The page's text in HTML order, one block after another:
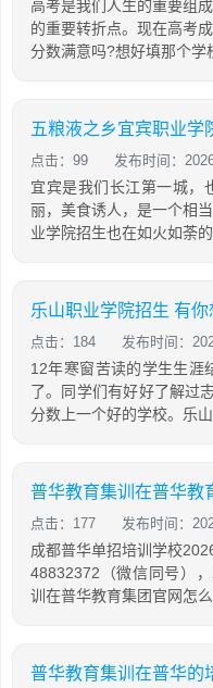
高考是我们人生的重要组
的重要转折点。现在高考
分数满意吗?想好填那个学
五粮液之乡宜宾职业学
点击：99 发布时间：
宜宾是我们长江第一城，
丽，美食诱人，是一个相
业学院招生也在如火如荼
乐山职业学院招生 有
点击：184 发布时间：
12年寒窗苦读的学生生涯
了。同学们有好好了解过
分数上一个好的学校。乐
普华教育集训在普华教
点击：177 发布时间：
成都普华单招培训学校
48832372（微信同号）
训在普华教育集团官网怎么
普华教育集训在普华的